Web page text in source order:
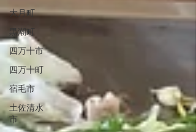
大月町
黒潮町
四万十市
四万十町
宿毛市
土佐清水
市